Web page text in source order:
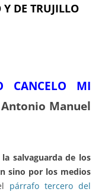
Y DE TRUJILLO
CANCELO MI
Manuel
salvaguarda de los
sino por los medios
párrafo tercero del